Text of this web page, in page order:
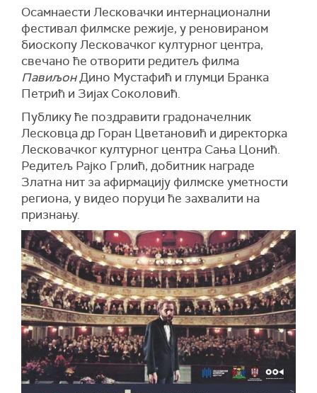
Осамнаести Лесковачки интернационални
фестивал филмске режије, у реновираном
биоскопу Лесковачког културног центра,
свечано ће отворити редитељ филма
ПавиљонДино Мустафић и глумци Бранка
Петрић и Зијах Соколовић.
Публику ће поздравити градоначелник
Лесковца др Горан Цветановић и директорка
Лесковачког културног центра Сања Цонић.
Редитељ Рајко Грлић, добитник награде
Златна нит за афирмацију филмске уметности
региона, у видео поруци ће захвалити на
признању.